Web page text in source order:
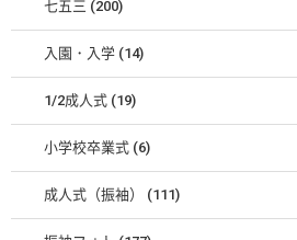
七五三 (200)
入園・入学 (14)
1/2成人式 (19)
小学校卒業式 (6)
成人式（振袖） (111)